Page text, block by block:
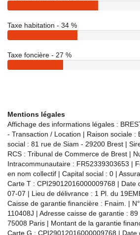
Taxe habitation - 34 %
Taxe foncière - 27 %
Mentions légales
Affichage des informations légales :
- Transaction / Location | Raison sociale :
social : 81 rue de Siam - 29200 Brest |
RCS : Tribunal de Commerce de Brest |
Intracommunautaire : FR52339303653 |
en nom collectif | Capital social : 0 |
Carte T : CPI29012016000009768 | Date
07-07 | Lieu de délivrance : 1 Pl. du
Caisse de garantie financière : Fnaim. |
110408J | Adresse caisse de garantie :
75008 Paris | Montant de la garantie
Carte G : CPI29012016000009768 | Date